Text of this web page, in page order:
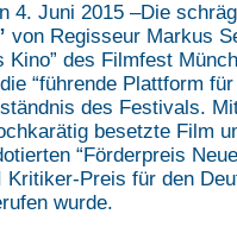
4. Juni 2015 –Die
von Regisseur Markus
Kino” des Filmfest
“führende Plattform
des Festivals.
besetzte Film
“Förderpreis
Kritiker-Preis für den
wurde.